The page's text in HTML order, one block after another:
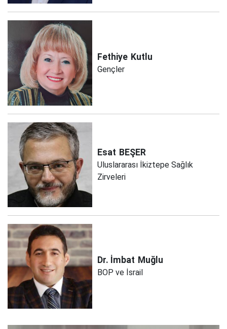
Fethiye Kutlu
Gençler
Esat BEŞER
Uluslararası İkiztepe Sağlık
Zirveleri
Dr. İmbat Muğlu
BOP ve İsrail